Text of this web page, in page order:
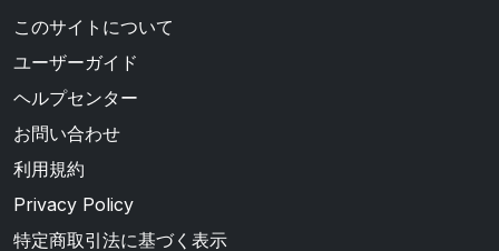
このサイトについて
ユーザーガイド
ヘルプセンター
お問い合わせ
利用規約
Privacy Policy
特定商取引法に基づく表示